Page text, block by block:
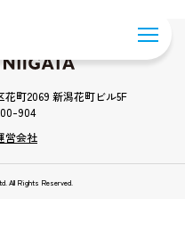
町2069 新潟花町ビル5F
904
営会社
All Rights Reserved.